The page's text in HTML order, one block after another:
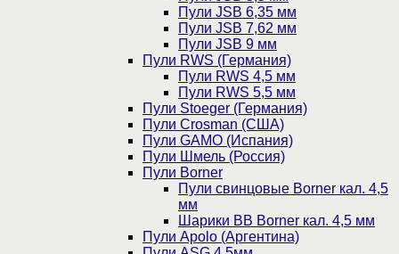
Пули JSB 6,35 мм
Пули JSB 7,62 мм
Пули JSB 9 мм
Пули RWS (Германия)
Пули RWS 4,5 мм
Пули RWS 5,5 мм
Пули Stoeger (Германия)
Пули Crosman (США)
Пули GAMO (Испания)
Пули Шмель (Россия)
Пули Borner
Пули свинцовые Borner кал. 4,5
мм
Шарики BB Borner кал. 4,5 мм
Пули Apolo (Аргентина)